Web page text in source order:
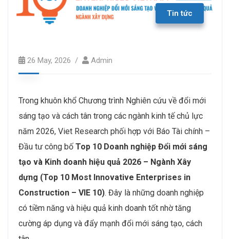
Tin tức
26 May, 2026 Admin
Trong khuôn khổ Chương trình Nghiên cứu về đổi mới
sáng tạo và cách tân trong các ngành kinh tế chủ lực
năm 2026, Viet Research phối hợp với Báo Tài chính –
Đầu tư công bố Top 10 Doanh nghiệp Đổi mới sáng
tạo và Kinh doanh hiệu quả 2026 – Ngành Xây
dựng (Top 10 Most Innovative Enterprises in
Construction – VIE 10). Đây là những doanh nghiệp
có tiềm năng và hiệu quả kinh doanh tốt nhờ tăng
cường áp dụng và đẩy mạnh đổi mới sáng tạo, cách